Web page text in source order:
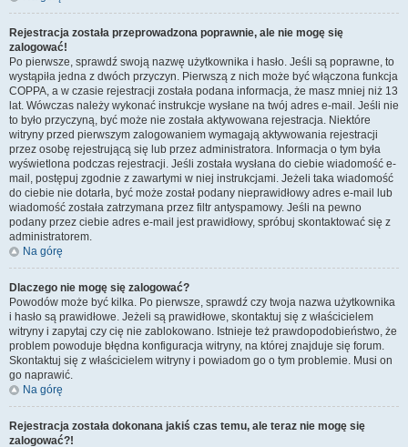
Rejestracja została przeprowadzona poprawnie, ale nie mogę się
zalogować!
Po pierwsze, sprawdź swoją nazwę użytkownika i hasło. Jeśli są poprawne, to
wystąpiła jedna z dwóch przyczyn. Pierwszą z nich może być włączona funkcja
COPPA, a w czasie rejestracji została podana informacja, że masz mniej niż 13
lat. Wówczas należy wykonać instrukcje wysłane na twój adres e-mail. Jeśli nie
to było przyczyną, być może nie została aktywowana rejestracja. Niektóre
witryny przed pierwszym zalogowaniem wymagają aktywowania rejestracji
przez osobę rejestrującą się lub przez administratora. Informacja o tym była
wyświetlona podczas rejestracji. Jeśli została wysłana do ciebie wiadomość e-
mail, postępuj zgodnie z zawartymi w niej instrukcjami. Jeżeli taka wiadomość
do ciebie nie dotarła, być może został podany nieprawidłowy adres e-mail lub
wiadomość została zatrzymana przez filtr antyspamowy. Jeśli na pewno
podany przez ciebie adres e-mail jest prawidłowy, spróbuj skontaktować się z
administratorem.
Na górę
Dlaczego nie mogę się zalogować?
Powodów może być kilka. Po pierwsze, sprawdź czy twoja nazwa użytkownika
i hasło są prawidłowe. Jeżeli są prawidłowe, skontaktuj się z właścicielem
witryny i zapytaj czy cię nie zablokowano. Istnieje też prawdopodobieństwo, że
problem powoduje błędna konfiguracja witryny, na której znajduje się forum.
Skontaktuj się z właścicielem witryny i powiadom go o tym problemie. Musi on
go naprawić.
Na górę
Rejestracja została dokonana jakiś czas temu, ale teraz nie mogę się
zalogować?!